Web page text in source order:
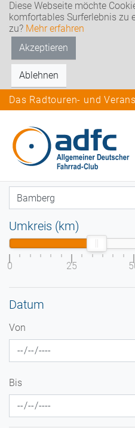
Diese Webseite möchte
komfortables Surferlebnis zu
zu? Mehr erfahren
Akzeptieren
Ablehnen
Das Radtouren- und
Umkreis (km)
0 25
Datum
Von
Bis